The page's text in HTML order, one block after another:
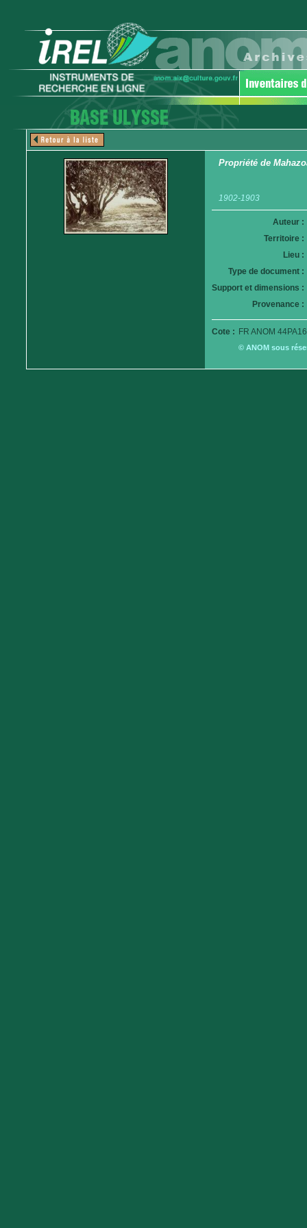
Propriété de
1902-1903
Auteur :
Territoire :
Lieu :
Type de document :
Support et dimensions :
Provenance :
Cote : FR ANOM
© ANOM sous